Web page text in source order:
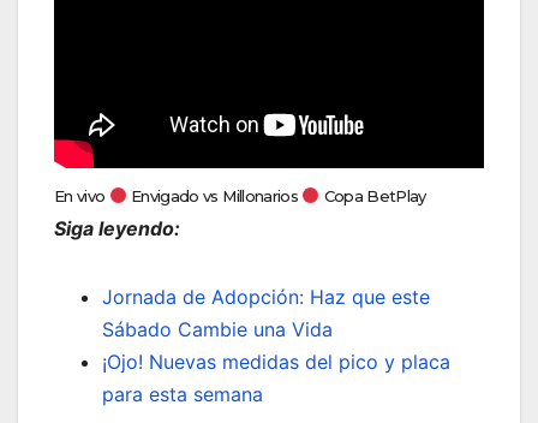
En vivo Envigado vs Millonarios Copa BetPlay
Siga leyendo:
Jornada de Adopción: Haz que este
Sábado Cambie una Vida
¡Ojo! Nuevas medidas del pico y placa
para esta semana